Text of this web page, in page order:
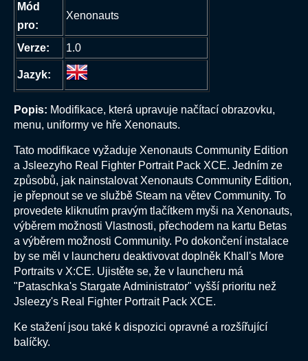
Mód
pro:
Xenonauts
Verze: 1.0
Jazyk:
Popis: Modifikace, která upravuje načítací obrazovku,
menu, uniformy ve hře Xenonauts.
Tato modifikace vyžaduje Xenonauts Community Edition
a Jsleezyho Real Fighter Portrait Pack XCE. Jedním ze
způsobů, jak nainstalovat Xenonauts Community Edition,
je přepnout se ve službě Steam na větev Community. To
provedete kliknutím pravým tlačítkem myši na Xenonauts,
výběrem možnosti Vlastnosti, přechodem na kartu Betas
a výběrem možnosti Community. Po dokončení instalace
by se měl v launcheru deaktivovat doplněk Khall's More
Portraits v X:CE. Ujistěte se, že v launcheru má
"Pataschka's Stargate Administrator" vyšší prioritu než
Jsleezy's Real Fighter Portrait Pack XCE.
Ke stažení jsou také k dispozici opravné a rozšířující
balíčky.